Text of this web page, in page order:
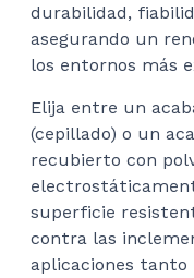
durabilidad,
asegurando un
los entornos más
Elija entre un
(cepillado) o un
recubierto con
superficie
contra las
aplicaciones tanto